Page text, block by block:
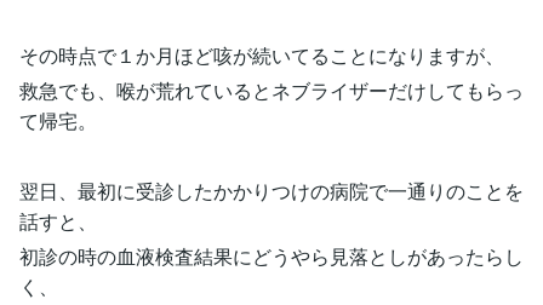
その時点で１か月ほど咳が続いてることになりますが、
救急でも、喉が荒れているとネブライザーだけしてもらっ
て帰宅。
翌日、最初に受診したかかりつけの病院で一通りのことを
話すと、
初診の時の血液検査結果にどうやら見落としがあったらし
く、